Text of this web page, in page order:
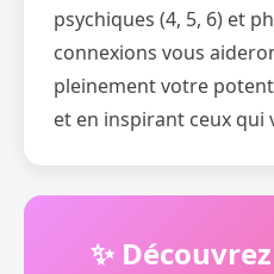
psychiques (4, 5, 6) et
connexions vous
pleinement votre
et en inspirant ceux qui
✨